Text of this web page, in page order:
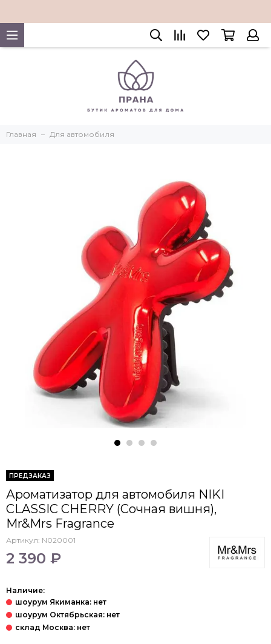
Главная Для автомобиля
ПРЕДЗАКАЗ
Ароматизатор для автомобиля NIKI
CLASSIC CHERRY (Сочная вишня),
Mr&Mrs Fragrance
Артикул: N020001
2 390 ₽
Наличие: